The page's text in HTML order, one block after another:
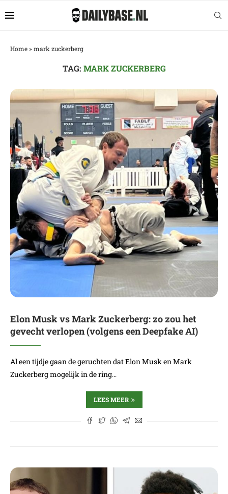
Home» mark zuckerberg
TAG: MARK ZUCKERBERG
Elon Musk vs Mark Zuckerberg: zo zou het
gevecht verlopen (volgens een Deepfake AI)
Al een tijdje gaan de geruchten dat Elon Musk en Mark
Zuckerberg mogelijk in de ring…
LEES MEER